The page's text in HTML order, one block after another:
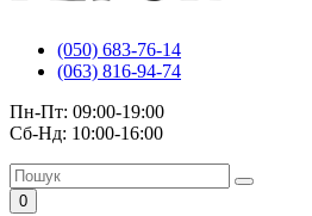
(050) 683-76-14
(063) 816-94-74
Пн-Пт: 09:00-19:00
Сб-Нд: 10:00-16:00
0